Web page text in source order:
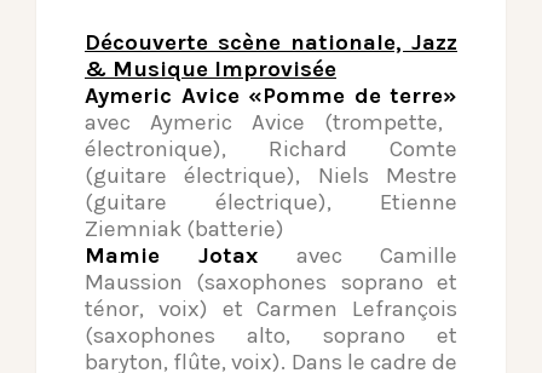
Découverte scène nationale, Jazz
& Musique Improvisée
Aymeric Avice «Pomme de terre»
avec Aymeric Avice (trompette,
électronique), Richard Comte
(guitare électrique), Niels Mestre
(guitare électrique), Etienne
Ziemniak (batterie)
Mamie Jotax avec Camille
Maussion (saxophones soprano et
ténor, voix) et Carmen Lefrançois
(saxophones alto, soprano et
baryton, flûte, voix). Dans le cadre de